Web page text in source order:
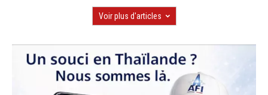
Voir plus d'articles